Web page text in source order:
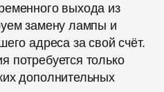
выхода из
замену лампы и
адреса за свой счёт.
потребуется только
дополнительных